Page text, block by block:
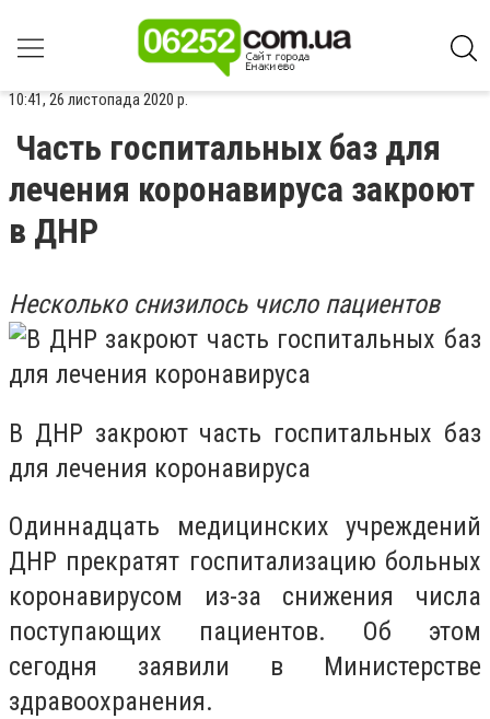
10:41, 26 листопада 2020 р.
Часть госпитальных баз для
лечения коронавируса закроют
в ДНР
Несколько снизилось число пациентов
В ДНР закроют часть госпитальных баз
для лечения коронавируса
Одиннадцать медицинских учреждений
ДНР прекратят госпитализацию больных
коронавирусом из-за снижения числа
поступающих пациентов. Об этом
сегодня заявили в Министерстве
здравоохранения.